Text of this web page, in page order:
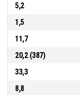
5,2
1,5
11,7
20,2 (387)
33,3
8,8